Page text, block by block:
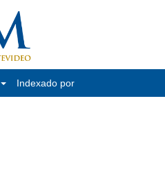
Indexado por